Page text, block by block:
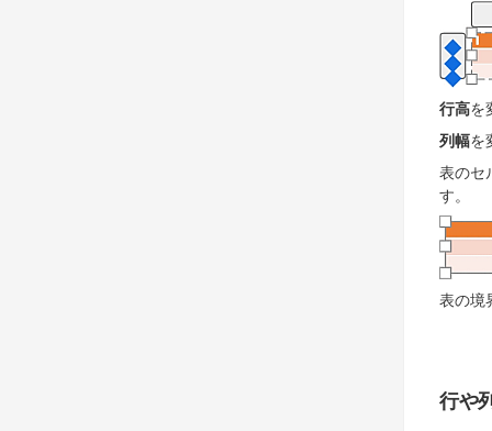
行高を
列幅を
表のセ
す。
表の境
行や